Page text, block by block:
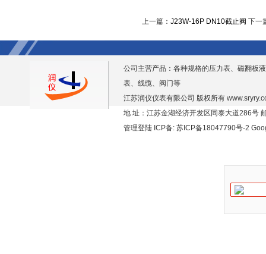
上一篇： J23W-16P DN10截止阀 下一
公司主营产品：各种规格的压力表、磁翻板
表、线缆、阀门等
江苏润仪仪表有限公司 版权所有
地 址：江苏金湖经济开发区同泰大道286号
管理登陆 ICP备: 苏ICP备18047790号-2